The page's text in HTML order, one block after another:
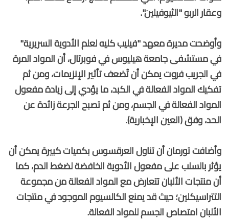
وعقار الربو "الثيوفيلين".
وأوضحت مديرة معهد "فيليب كليه لعلم الأدوية السريرية"
في مستشفى جامعة هيليوس في فوبرتال، أن المواد المرة
في الجريب فروت يمكن أن تُضعف تأثير الإنزيمات، ومن ثم
تفكيك المواد الفعالة في الكبد، ما يؤدي إلى زيادة مفعول
المواد الفعالة في الجسم، ومن ثم تصبح الجرعة زائدة عن
الحد، وفق (العين الإخبارية).
وأضافت تورمان أن تناول العرقسوس بكميات كبيرة يمكن أن
يؤثر بالسلب على مفعول الأدوية الخافضة لضغط الدم، كما
أن منتجات الألبان تتعارض مع المواد الفعالة من مجموعة
التتراسيكلين؛ حيث قد يمنع الكالسيوم الموجود في منتجات
الألبان امتصاص الجسم للمواد الفعالة.